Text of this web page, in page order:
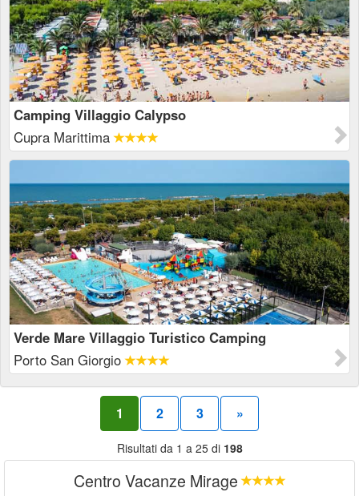
Camping Villaggio Calypso
Cupra Marittima
Verde Mare Villaggio Turistico Camping
Porto San Giorgio
1 2 3 »
Risultati da 1 a 25 di 198
Centro Vacanze Mirage